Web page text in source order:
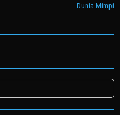
Dunia Mimpi